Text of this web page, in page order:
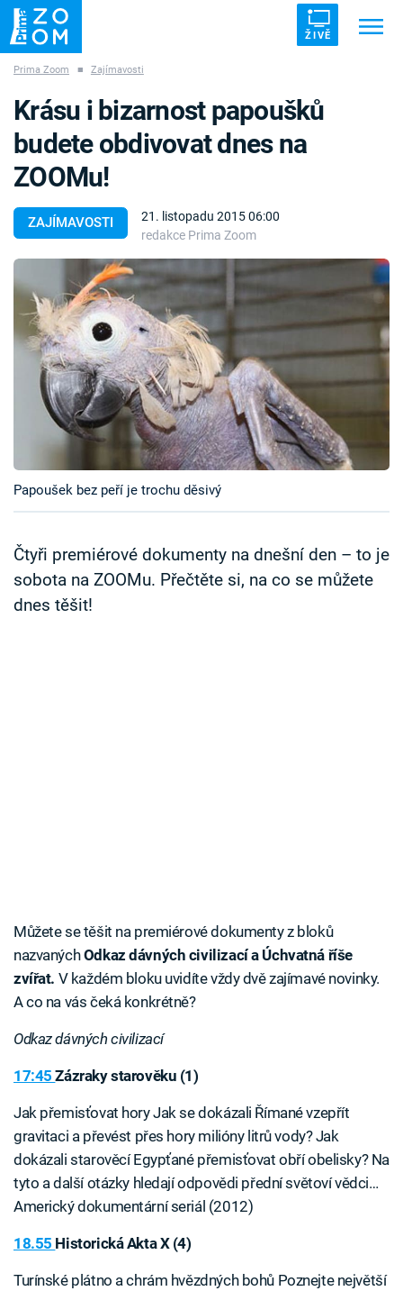
ŽIVĚ
ZÁHADY VETŘELCI DÁVNOVĚKU
Témata
Témata
Pořady
TV Program
Časopis
Sledujte prima+
Sledujte nás
Prima Zoom ■ Zajímavosti
ZAJÍMAVOSTI
21. listopadu 2015 06:00
redakce Prima Zoom
Krásu i bizarnost papoušků
budete obdivovat dnes na
ZOOMu!
Papoušek bez peří je trochu děsivý
Čtyři premiérové dokumenty na dnešní den – to je
sobota na ZOOMu. Přečtěte si, na co se můžete
dnes těšit!
Můžete se těšit na premiérové dokumenty z bloků
nazvanýchOdkaz dávných civilizací a Úchvatná říše
zvířat. V každém bloku uvidíte vždy dvě zajímavé novinky.
A co na vás čeká konkrétně?
Odkaz dávných civilizací
17:45Zázraky starověku (1)
Jak přemisťovat hory Jak se dokázali Římané vzepřít
gravitaci a převést přes hory milióny litrů vody? Jak
dokázali starověcí Egypťané přemisťovat obří obelisky? Na
tyto a další otázky hledají odpovědi přední světoví vědci…
Americký dokumentární seriál (2012)
18.55 Historická Akta X (4)
Turínské plátno a chrám hvězdných bohů Poznejte největší